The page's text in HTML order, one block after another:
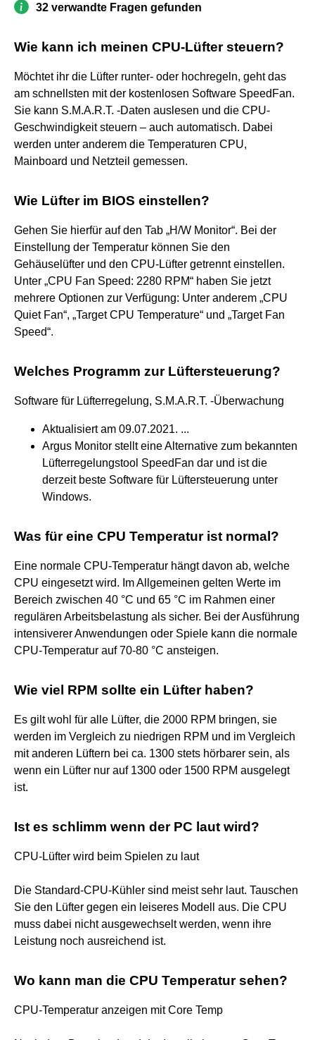
32 verwandte Fragen gefunden
Wie kann ich meinen CPU-Lüfter steuern?
Möchtet ihr die Lüfter runter- oder hochregeln, geht das
am schnellsten mit der kostenlosen Software SpeedFan.
Sie kann S.M.A.R.T. -Daten auslesen und die CPU-
Geschwindigkeit steuern – auch automatisch. Dabei
werden unter anderem die Temperaturen CPU,
Mainboard und Netzteil gemessen.
Wie Lüfter im BIOS einstellen?
Gehen Sie hierfür auf den Tab „H/W Monitor“. Bei der
Einstellung der Temperatur können Sie den
Gehäuselüfter und den CPU-Lüfter getrennt einstellen.
Unter „CPU Fan Speed: 2280 RPM“ haben Sie jetzt
mehrere Optionen zur Verfügung: Unter anderem „CPU
Quiet Fan“, „Target CPU Temperature“ und „Target Fan
Speed“.
Welches Programm zur Lüftersteuerung?
Software für Lüfterregelung, S.M.A.R.T. -Überwachung
Aktualisiert am 09.07.2021. ...
Argus Monitor stellt eine Alternative zum bekannten
Lüfterregelungstool SpeedFan dar und ist die
derzeit beste Software für Lüftersteuerung unter
Windows.
Was für eine CPU Temperatur ist normal?
Eine normale CPU-Temperatur hängt davon ab, welche
CPU eingesetzt wird. Im Allgemeinen gelten Werte im
Bereich zwischen 40 °C und 65 °C im Rahmen einer
regulären Arbeitsbelastung als sicher. Bei der Ausführung
intensiverer Anwendungen oder Spiele kann die normale
CPU-Temperatur auf 70-80 °C ansteigen.
Wie viel RPM sollte ein Lüfter haben?
Es gilt wohl für alle Lüfter, die 2000 RPM bringen, sie
werden im Vergleich zu niedrigen RPM und im Vergleich
mit anderen Lüftern bei ca. 1300 stets hörbarer sein, als
wenn ein Lüfter nur auf 1300 oder 1500 RPM ausgelegt
ist.
Ist es schlimm wenn der PC laut wird?
CPU-Lüfter wird beim Spielen zu laut
Die Standard-CPU-Kühler sind meist sehr laut. Tauschen
Sie den Lüfter gegen ein leiseres Modell aus. Die CPU
muss dabei nicht ausgewechselt werden, wenn ihre
Leistung noch ausreichend ist.
Wo kann man die CPU Temperatur sehen?
CPU-Temperatur anzeigen mit Core Temp